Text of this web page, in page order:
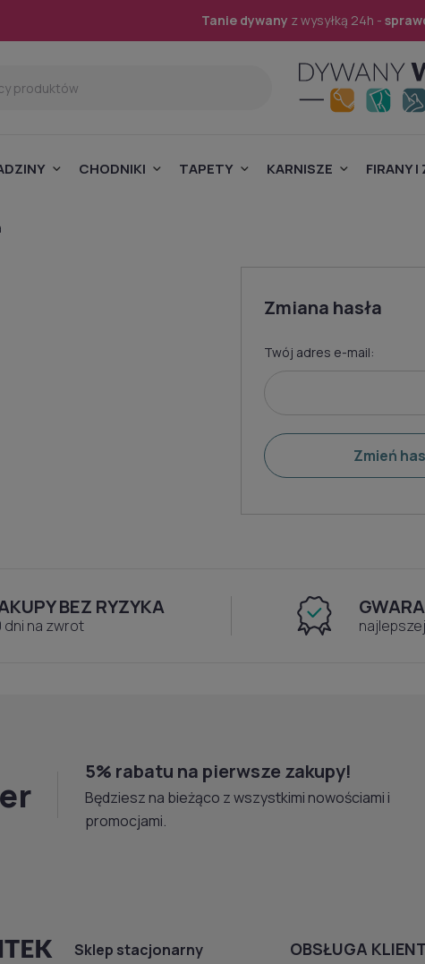
Tanie dywany z wysyłką 24h -
CHODNIKI TAPETY KARNISZE FIRANY
Zmiana hasła
Twój adres e-mail:
Zmień
BEZ RYZYKA
dni na zwrot
5% rabatu na pierwsze zakupy!
Będziesz na bieżąco z wszystkimi nowościami i
promocjami.
Sklep stacjonarny OBSŁUGA